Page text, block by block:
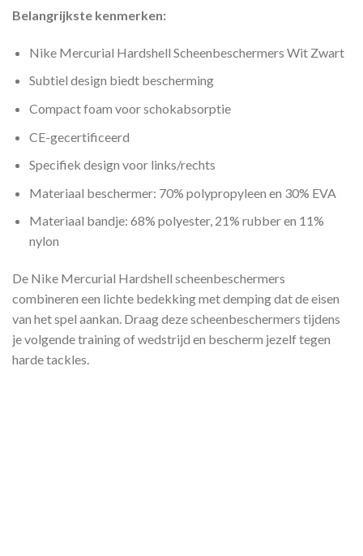
Belangrijkste kenmerken:
Nike Mercurial Hardshell Scheenbeschermers Wit Zwart
Subtiel design biedt bescherming
Compact foam voor schokabsorptie
CE-gecertificeerd
Specifiek design voor links/rechts
Materiaal beschermer: 70% polypropyleen en 30% EVA
Materiaal bandje: 68% polyester, 21% rubber en 11%
nylon
De Nike Mercurial Hardshell scheenbeschermers
combineren een lichte bedekking met demping dat de eisen
van het spel aankan. Draag deze scheenbeschermers tijdens
je volgende training of wedstrijd en bescherm jezelf tegen
harde tackles.